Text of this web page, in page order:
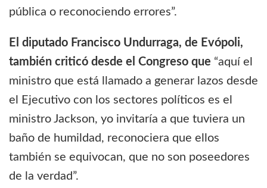
pública o reconociendo errores”.
El diputado Francisco Undurraga, de Evópoli,
también criticó desde el Congreso que “aquí el
ministro que está llamado a generar lazos desde
el Ejecutivo con los sectores políticos es el
ministro Jackson, yo invitaría a que tuviera un
baño de humildad, reconociera que ellos
también se equivocan, que no son poseedores
de la verdad”.